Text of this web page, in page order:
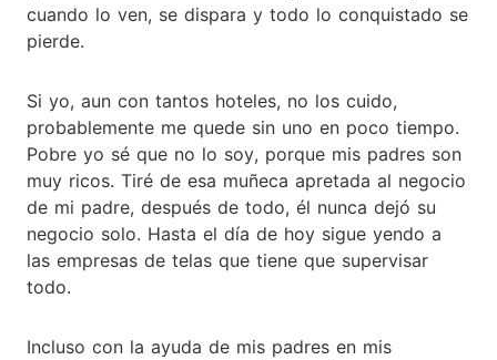
cuando lo ven, se dispara y todo lo conquistado se
pierde.
Si yo, aun con tantos hoteles, no los cuido,
probablemente me quede sin uno en poco tiempo.
Pobre yo sé que no lo soy, porque mis padres son
muy ricos. Tiré de esa muñeca apretada al negocio
de mi padre, después de todo, él nunca dejó su
negocio solo. Hasta el día de hoy sigue yendo a
las empresas de telas que tiene que supervisar
todo.
Incluso con la ayuda de mis padres en mis